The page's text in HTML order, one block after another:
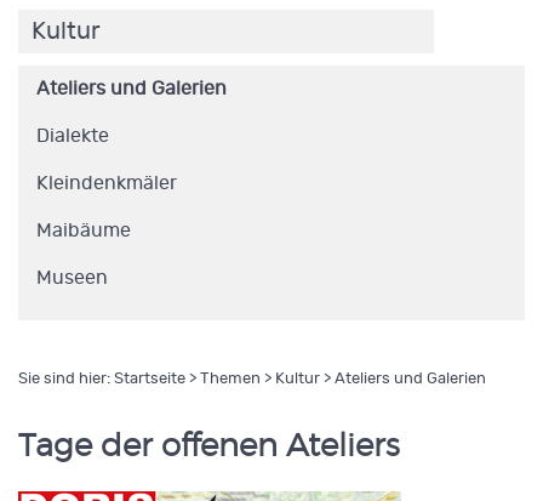
Kultur
Ateliers und Galerien
Dialekte
Kleindenkmäler
Maibäume
Museen
Sie sind hier: Startseite > Themen > Kultur > Ateliers und Galerien
Tage der offenen Ateliers